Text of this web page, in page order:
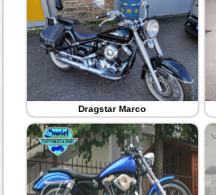
Dragstar Marco